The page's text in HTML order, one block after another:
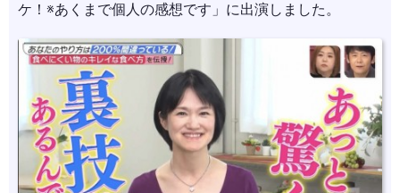
ケ！※あくまで個人の感想です」に出演しました。